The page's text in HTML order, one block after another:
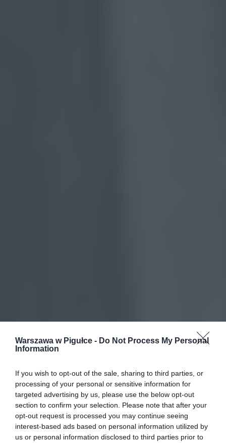
Warszawa w Pigułce - Do Not Process My Personal
Information
If you wish to opt-out of the sale, sharing to third parties, or
processing of your personal or sensitive information for
targeted advertising by us, please use the below opt-out
section to confirm your selection. Please note that after your
opt-out request is processed you may continue seeing
interest-based ads based on personal information utilized by
us or personal information disclosed to third parties prior to